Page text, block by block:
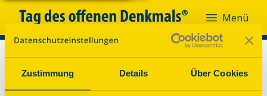
Zustimmung Details Über Cookies
Menü